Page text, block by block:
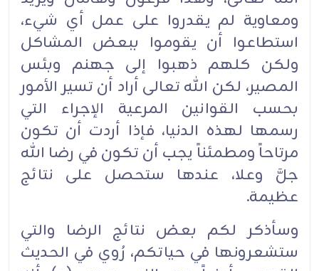
ومعاوية لم يقدروا على عمل أي شيء،
استطاعوا أن يقوموا ببعض المشاكل
ولكن كلهم ذهبوا إلى جهنم وبئس
المصير، لكن الله تعالى أراد أن تسير الأمور
بحسب القوانين المرعية الإجراء التي
رسمها لهذه الدنيا، فإذا أردت أن تكون
مرتاحاً ومطمئناً يجب أن تكون في رضا الله
جلَّ وعلا، عندها ستحصل على نتائج
عظيمة.
وسأذكر لكم بعض نتائج الرضا والتي
ستشعرونها في حياتكم، رُوي في الحديث